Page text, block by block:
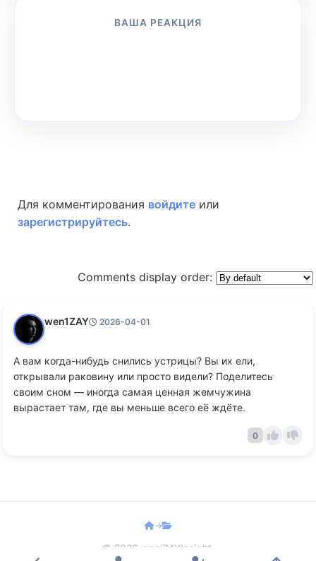
ВАША РЕАКЦИЯ
Для комментирования войдите или
зарегистрируйтесь.
Comments display order:
wen1ZAY 2026-04-01
А вам когда-нибудь снились устрицы? Вы их ели,
открывали раковину или просто видели? Поделитесь
своим сном — иногда самая ценная жемчужина
вырастает там, где вы меньше всего её ждёте.
0
→
© 2026 weniZAYInsight.